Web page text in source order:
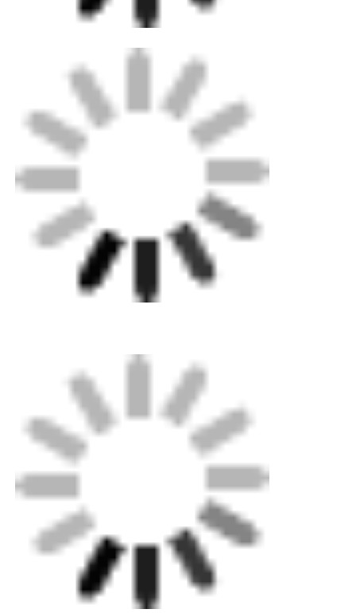
คำถามที่พบบ่อย
คำถามที่ 1: ฉันสงสัยว่าคุณยอมรับคำสั่งซื้อขนาดเล็กหรือ
A1: ไม่ต้องกังวล. โปรดอย่าลังเลที่จะติดต่อเรา เพื่อที่จะ
รับคำสั่งซื้อเพิ่มเติม รวมถึงการจัดส่งแบบหล่นแบบกำหนด
A2: แน่นอนคุณทำได้ หากคุณไม่มีตัวแทนจัดส่งของคุณ
เอง เราสามารถช่วยคุณได้
Q3: คุณสามารถทำ OEM ให้ฉันได้หรือไม่?
A3: เรายอมรับคำสั่งซื้อ OEM ทั้งหมด เพียงติดต่อเราและ
ให้การออกแบบของคุณแก่ฉัน เราจะให้ราคาที่เหมาะสม
แก่คุณและจัดทำตัวอย่างให้กับคุณโดยเร็วที่สุด
Q4: เงื่อนไขการชำระเงินของคุณคืออะไร?
A4: ผ่าน T/T, D/P, L/C, เงินสดล่วงหน้า 30%, ยอดคงเหลือ
70% ก่อนจัดส่ง
Q5: ระยะเวลาในการผลิตของคุณนานแค่ไหน?
A5: ขึ้นอยู่กับผลิตภัณฑ์และปริมาณการสั่งซื้อ โดยปกติจะ
ใช้เวลา 15-30 วันสำหรับคำสั่งซื้อขั้นต่ำ